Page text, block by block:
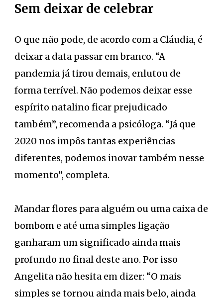
Sem deixar de celebrar
O que não pode, de acordo com a Cláudia, é
deixar a data passar em branco. “A
pandemia já tirou demais, enlutou de
forma terrível. Não podemos deixar esse
espírito natalino ficar prejudicado
também”, recomenda a psicóloga. “Já que
2020 nos impôs tantas experiências
diferentes, podemos inovar também nesse
momento”, completa.
Mandar flores para alguém ou uma caixa de
bombom e até uma simples ligação
ganharam um significado ainda mais
profundo no final deste ano. Por isso
Angelita não hesita em dizer: “O mais
simples se tornou ainda mais belo, ainda